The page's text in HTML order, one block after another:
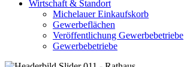
Wirtschaft & Standort
Michelauer Einkaufskorb
Gewerbeflächen
Veröffentlichung Gewerbebetriebe
Gewerbebetriebe